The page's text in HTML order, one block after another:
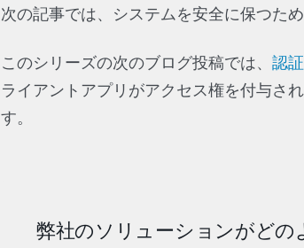
次の記事では、システムを安全に保つた
このシリーズの次のブログ投稿では、 認証
ライアントアプリがアクセス権を付与さ
す。
弊社のソリューションがどの